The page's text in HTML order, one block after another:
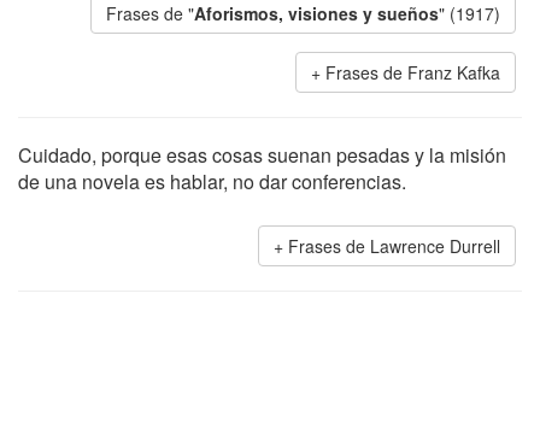
Frases de "Aforismos, visiones y sueños" (1917)
Frases de Franz Kafka
Cuidado, porque esas cosas suenan pesadas y la misión
de una novela es hablar, no dar conferencias.
Frases de Lawrence Durrell